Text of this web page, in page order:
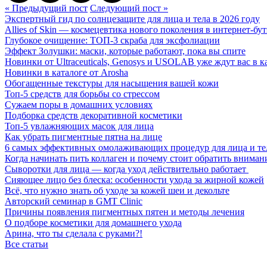
« Предыдущий пост Следующий пост »
Экспертный гид по солнцезащите для лица и тела в 2026 году
Allies of Skin — космецевтика нового поколения в интернет-
Глубокое очищение: ТОП-3 скраба для эксфолиации
Эффект Золушки: маски, которые работают, пока вы спите
Новинки от Ultraceuticals, Genosys и USOLAB уже ждут вас в
Новинки в каталоге от Arosha
Обогащенные текстуры для насыщения вашей кожи
Топ-5 средств для борьбы со стрессом
Сужаем поры в домашних условиях
Подборка средств декоративной косметики
Топ-5 увлажняющих масок для лица
Как убрать пигментные пятна на лице
6 самых эффективных омолаживающих процедур для лица и
Когда начинать пить коллаген и почему стоит обратить
Сыворотки для лица — когда уход действительно работает
Сияющее лицо без блеска: особенности ухода за жирной кожей
Всё, что нужно знать об уходе за кожей шеи и декольте
Авторский семинар в GMT Clinic
Причины появления пигментных пятен и методы лечения
О подборе косметики для домашнего ухода
Арина, что ты сделала с руками?!
Все статьи